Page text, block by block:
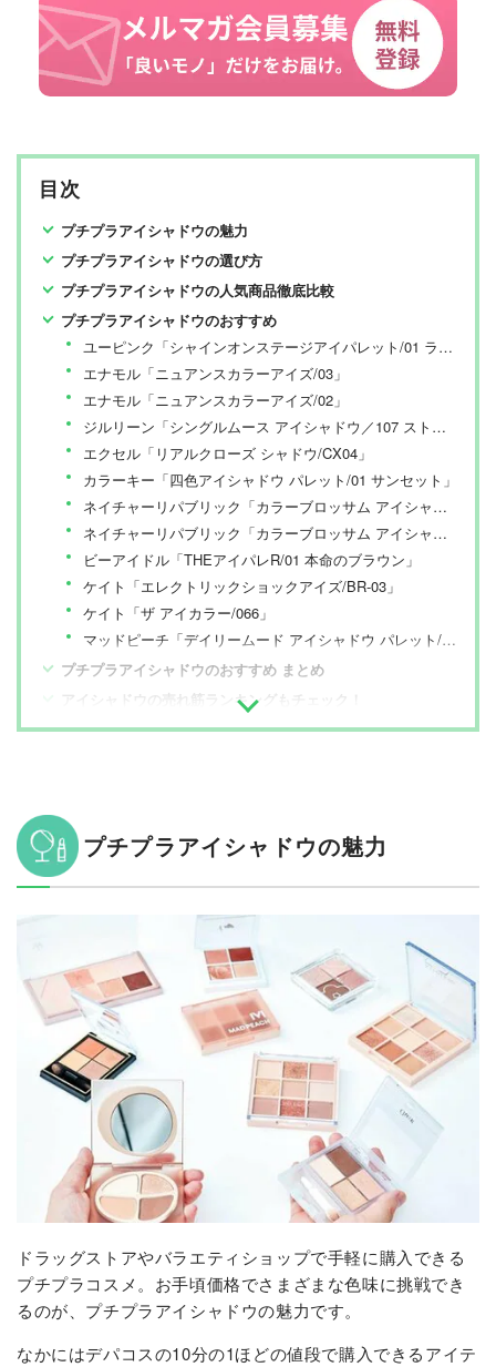
目次
プチプラアイシャドウの魅力
プチプラアイシャドウの選び方
プチプラアイシャドウの人気商品徹底比較
プチプラアイシャドウのおすすめ
ユーピンク「シャインオンステージアイパレット/01 ラブストーリー」
エナモル「ニュアンスカラーアイズ/03」
エナモル「ニュアンスカラーアイズ/02」
ジルリーン「シングルムース アイシャドウ／107 ストロベリーミルク」
エクセル「リアルクローズ シャドウ/CX04」
カラーキー「四色アイシャドウ パレット/01 サンセット」
ネイチャーリパブリック「カラーブロッサム アイシャドウ/シャインベージュ」
ネイチャーリパブリック「カラーブロッサム アイシャドウ/イブニングドレス」
ビーアイドル「THEアイパレR/01 本命のブラウン」
ケイト「エレクトリックショックアイズ/BR-03」
ケイト「ザ アイカラー/066」
マッドピーチ「デイリームード アイシャドウ パレット/02 コンプリーティド・ブラウン」
プチプラアイシャドウのおすすめ まとめ
アイシャドウの売れ筋ランキングもチェック！
プチプラアイシャドウの魅力
ドラッグストアやバラエティショップで手軽に購入できる
プチプラコスメ。お手頃価格でさまざまな色味に挑戦でき
るのが、プチプラアイシャドウの魅力です。
なかにはデパコスの10分の1ほどの値段で購入できるアイテ